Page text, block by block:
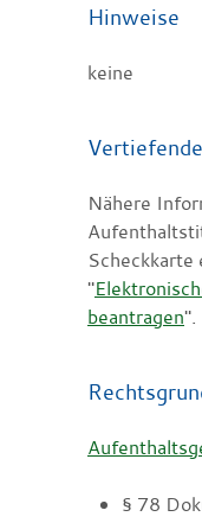
Hinweise
keine
Nähere
"
beantragen".
§ 78